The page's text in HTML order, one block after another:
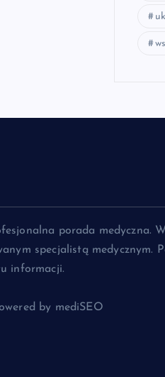
porada medyczna.
specjalistą medycznym.
informacji.
by mediSEO